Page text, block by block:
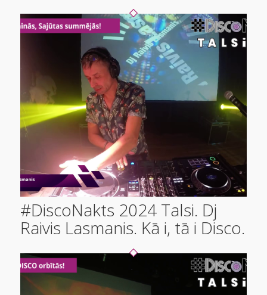
#DiscoNakts 2024 Talsi. Dj
Raivis Lasmanis. Kā i, tā i Disco.